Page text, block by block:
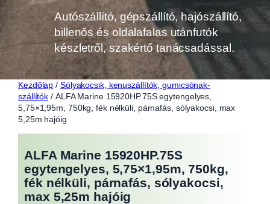
Autószállító, gépszállító, hajószállító,
billenős és oldalafalas utánfutók
készletről, szakértő tanácsadással.
Kezdőlap / Sólyakocsik, kenuszállítók, gumicsónak-
szállítók / ALFA Marine 15920HP.75S egytengelyes,
5,75×1,95m, 750kg, fék nélküli, párnafás, sólyakocsi, max
5,25m hajóig
ALFA Marine 15920HP.75S
egytengelyes, 5,75×1,95m, 750kg,
fék nélküli, párnafás, sólyakocsi,
max 5,25m hajóig